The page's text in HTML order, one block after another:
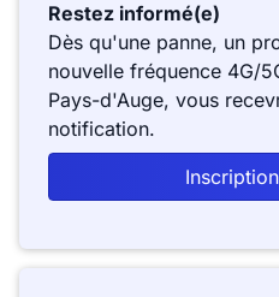
Restez informé(e)
Dès qu'une panne, un
nouvelle fréquence 4G/
Pays-d'Auge, vous
notification.